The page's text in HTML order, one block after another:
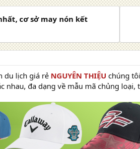
cơ sở may nón kết
du lịch giá rẻ NGUYÊN THIỆU chúng
nhau, đa dạng về mẫu mã chủng